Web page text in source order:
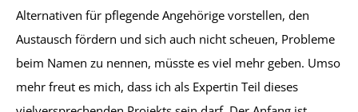
Alternativen für pflegende Angehörige vorstellen, den
Austausch fördern und sich auch nicht scheuen, Probleme
beim Namen zu nennen, müsste es viel mehr geben. Umso
mehr freut es mich, dass ich als Expertin Teil dieses